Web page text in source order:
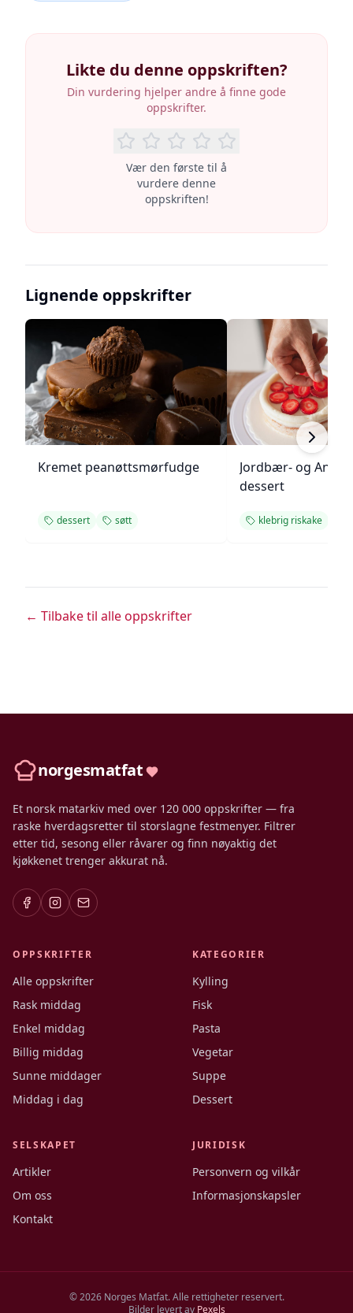
Likte du denne oppskriften?
Din vurdering hjelper andre å finne gode
oppskrifter.
Vær den første til å
vurdere denne
oppskriften!
Lignende oppskrifter
Kremet peanøttsmørfudge
dessert søtt
Jordbær- og Angel
dessert
klebrig riskake
← Tilbake til alle oppskrifter
norgesmatfat
Et norsk matarkiv med over 120 000 oppskrifter — fra
raske hverdagsretter til storslagne festmenyer. Filtrer
etter tid, sesong eller råvarer og finn nøyaktig det
kjøkkenet trenger akkurat nå.
OPPSKRIFTER
Alle oppskrifter
Rask middag
Enkel middag
Billig middag
Sunne middager
Middag i dag
KATEGORIER
Kylling
Fisk
Pasta
Vegetar
Suppe
Dessert
SELSKAPET
Artikler
Om oss
Kontakt
JURIDISK
Personvern og vilkår
Informasjonskapsler
©2026Norges Matfat. Alle rettigheter reservert.
Bilder levert av Pexels